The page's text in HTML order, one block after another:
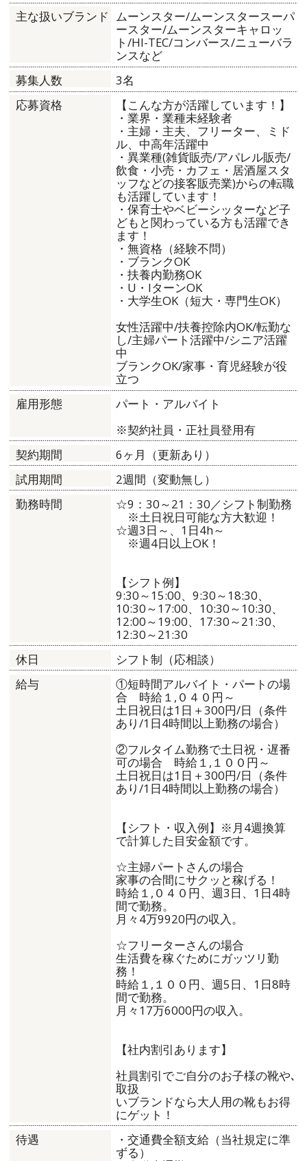
主な扱いブランド
ムーンスター/ムーンスタースーパ
ースター/ムーンスターキャロッ
ト/HI-TEC/コンバース/ニューバラ
ンスなど
募集人数
3名
応募資格
【こんな方が活躍しています！】
・業界・業種未経験者
・主婦・主夫、フリーター、ミド
ル、中高年活躍中
・異業種(雑貨販売/アパレル販売/
飲食・小売・カフェ・居酒屋スタ
ッフなどの接客販売業)からの転職
も活躍しています！
・保育士やベビーシッターなど子
どもと関わっている方も活躍でき
ます！
・無資格（経験不問）
・ブランクOK
・扶養内勤務OK
・U・IターンOK
・大学生OK（短大・専門生OK）
女性活躍中/扶養控除内OK/転勤な
し/主婦パート活躍中/シニア活躍
中
ブランクOK/家事・育児経験が役
立つ
雇用形態
パート・アルバイト
※契約社員・正社員登用有
契約期間
6ヶ月（更新あり）
試用期間
2週間（変動無し）
勤務時間
☆9：30～21：30／シフト制勤務
※土日祝日可能な方大歓迎！
☆週3日～、1日4h～
※週4日以上OK！
【シフト例】
9:30～15:00、9:30～18:30、
10:30～17:00、10:30～10:30、
12:00～19:00、17:30～21:30、
12:30～21:30
休日
シフト制（応相談）
給与
①短時間アルバイト・パートの場
合 時給１,０４０円～
土日祝日は1日＋300円/日（条件
あり/1日4時間以上勤務の場合）
②フルタイム勤務で土日祝・遅番
可の場合 時給１,１００円～
土日祝日は1日＋300円/日（条件
あり/1日4時間以上勤務の場合）
【シフト・収入例】※月4週換算
で計算した目安金額です。
☆主婦パートさんの場合
家事の合間にサクッと稼げる！
時給１,０４０円、週3日、1日4時
間で勤務。
月々4万9920円の収入。
☆フリーターさんの場合
生活費を稼ぐためにガッツリ勤
務！
時給１,１００円、週5日、1日8時
間で勤務。
月々17万6000円の収入。
【社内割引あります】
社員割引でご自分のお子様の靴や､
取扱
いブランドなら大人用の靴もお得
にゲット！
待遇
・交通費全額支給（当社規定に準
ずる）